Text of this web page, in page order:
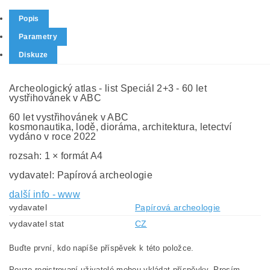
Popis
Parametry
Diskuze
Archeologický atlas - list Speciál 2+3 - 60 let
vystřihovánek v ABC
60 let vystřihovánek v ABC
kosmonautika, lodě, dioráma, architektura, letectví
vydáno v roce 2022
rozsah: 1 × formát A4
vydavatel: Papírová archeologie
další info - www
vydavatel
Papírová archeologie
vydavatel stat
CZ
Buďte první, kdo napíše příspěvek k této položce.